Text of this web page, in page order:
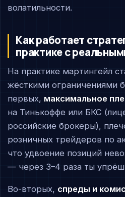
волатильности.
Как работает
практике с
На практике мартингейл
жёсткими ограничениями
первых, максимальное
на Тинькоффе или БКС
российские брокеры),
розничных трейдеров по
что удвоение позиций
— через 3–4 раза ты
Во-вторых, спреды и